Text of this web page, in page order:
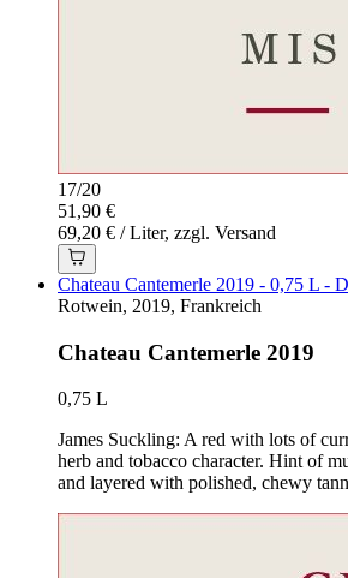
17/20
51,90 €
69,20 € / Liter, zzgl. Versand
Chateau Cantemerle 2019 - 0,75 L -
Rotwein, 2019, Frankreich
Chateau Cantemerle 2019
0,75 L
James Suckling: A red with lots of
herb and tobacco character. Hint of
and layered with polished, chewy